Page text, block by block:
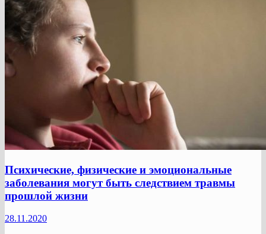
Психические, физические и эмоциональные
заболевания могут быть следствием травмы
прошлой жизни
28.11.2020